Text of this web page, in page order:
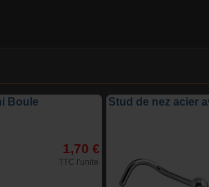
Boule
1,70 €
TTC l'unite
Stud de nez acier